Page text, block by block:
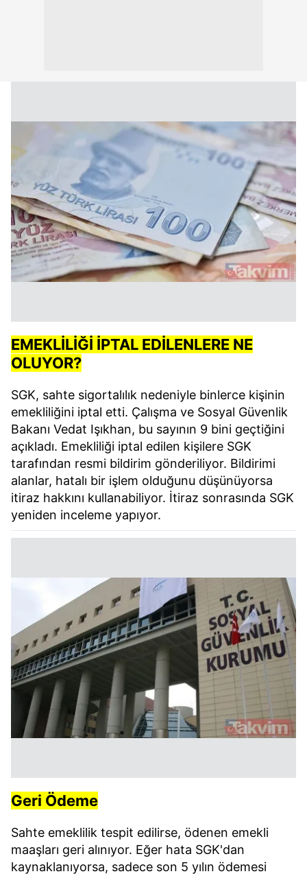
EMEKLİLİĞİ İPTAL EDİLENLERE NE
OLUYOR?
SGK, sahte sigortalılık nedeniyle binlerce kişinin
emekliliğini iptal etti. Çalışma ve Sosyal Güvenlik
Bakanı Vedat Işıkhan, bu sayının 9 bini geçtiğini
açıkladı. Emekliliği iptal edilen kişilere SGK
tarafından resmi bildirim gönderiliyor. Bildirimi
alanlar, hatalı bir işlem olduğunu düşünüyorsa
itiraz hakkını kullanabiliyor. İtiraz sonrasında SGK
yeniden inceleme yapıyor.
Geri Ödeme
Sahte emeklilik tespit edilirse, ödenen emekli
maaşları geri alınıyor. Eğer hata SGK'dan
kaynaklanıyorsa, sadece son 5 yılın ödemesi